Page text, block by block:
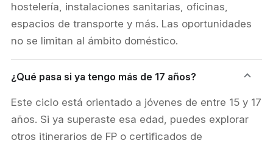
hostelería, instalaciones sanitarias, oficinas,
espacios de transporte y más. Las oportunidades
no se limitan al ámbito doméstico.
¿Qué pasa si ya tengo más de 17 años?
Este ciclo está orientado a jóvenes de entre 15 y 17
años. Si ya superaste esa edad, puedes explorar
otros itinerarios de FP o certificados de